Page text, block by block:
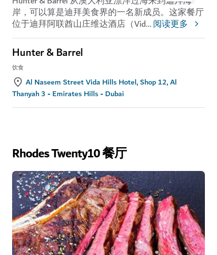
岸，可以算是迪拜美食界的一名新成员。这家餐厅
位于迪拜阿联酋山庄维达酒店（Vid...阅读更多
Hunter & Barrel
饮食
Al Naseem Street Vida Hills Hotel, Shop 12, Al
Thanyah 3 - Emirates Hills - Dubai
Rhodes Twenty10 餐厅